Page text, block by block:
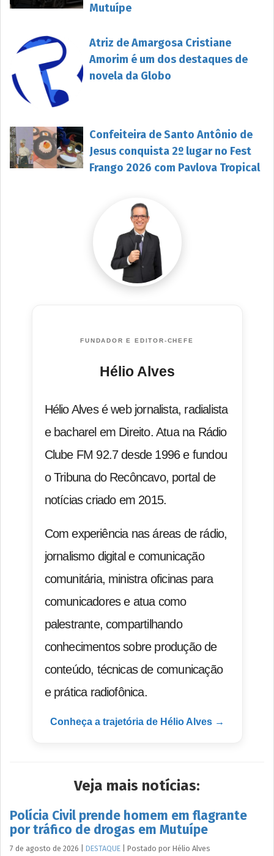
Mutuípe
Atriz de Amargosa Cristiane
Amorim é um dos destaques de
novela da Globo
Confeiteira de Santo Antônio de
Jesus conquista 2º lugar no Fest
Frango 2026 com Pavlova Tropical
FUNDADOR E EDITOR-CHEFE
Hélio Alves
Hélio Alves é web jornalista, radialista
e bacharel em Direito. Atua na Rádio
Clube FM 92.7 desde 1996 e fundou
o Tribuna do Recôncavo, portal de
notícias criado em 2015.
Com experiência nas áreas de rádio,
jornalismo digital e comunicação
comunitária, ministra oficinas para
comunicadores e atua como
palestrante, compartilhando
conhecimentos sobre produção de
conteúdo, técnicas de comunicação
e prática radiofônica.
Conheça a trajetória de Hélio Alves →
Veja mais notícias:
Polícia Civil prende homem em flagrante
por tráfico de drogas em Mutuípe
7 de agosto de 2026 DESTAQUE Postado por Hélio Alves